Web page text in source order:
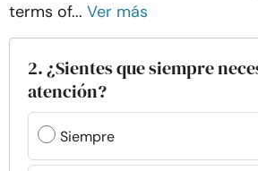
terms of... Ver más
2. ¿Sientes que siempre
atención?
Siempre